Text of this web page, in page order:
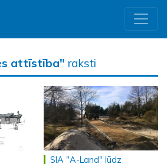
attīstība" raksti
SIA "A-Land" lūdz